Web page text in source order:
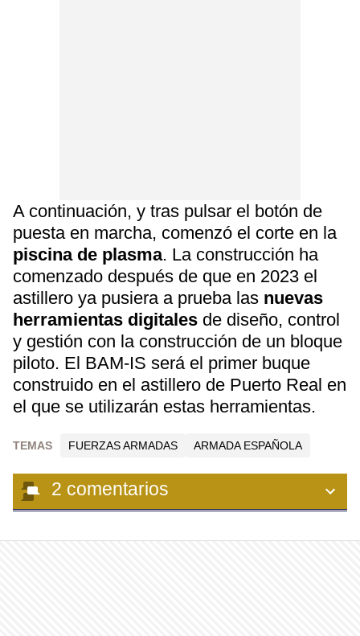
A continuación, y tras pulsar el botón de
puesta en marcha, comenzó el corte en la
piscina de plasma. La construcción ha
comenzado después de que en 2023 el
astillero ya pusiera a prueba las nuevas
herramientas digitales de diseño, control
y gestión con la construcción de un bloque
piloto. El BAM-IS será el primer buque
construido en el astillero de Puerto Real en
el que se utilizarán estas herramientas.
TEMAS FUERZAS ARMADAS ARMADA ESPAÑOLA
2 comentarios